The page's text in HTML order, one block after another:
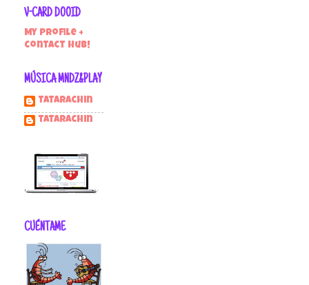
V-CARD DOOID
My profile +
contact hub!
MÚSICA MNDZ&PLAY
Tatarachin
tatarachin
CUÉNTAME